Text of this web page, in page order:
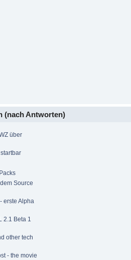
(nach Antworten)
über
Source
erste Alpha
2.1 Beta 1
other tech
- the movie